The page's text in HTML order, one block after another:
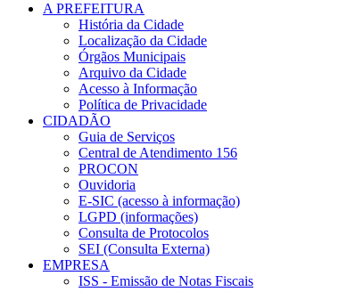
A PREFEITURA
História da Cidade
Localização da Cidade
Órgãos Municipais
Arquivo da Cidade
Acesso à Informação
Política de Privacidade
CIDADÃO
Guia de Serviços
Central de Atendimento 156
PROCON
Ouvidoria
E-SIC (acesso à informação)
LGPD (informações)
Consulta de Protocolos
SEI (Consulta Externa)
EMPRESA
ISS - Emissão de Notas Fiscais